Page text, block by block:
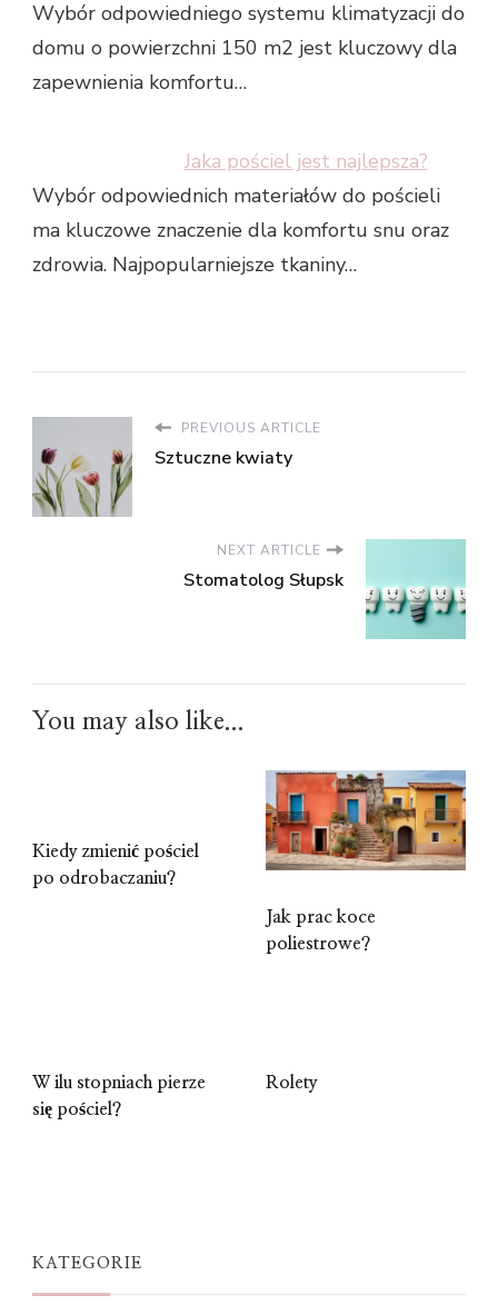
Wybór odpowiedniego systemu klimatyzacji do
domu o powierzchni 150 m2 jest kluczowy dla
zapewnienia komfortu…
Jaka pościel jest najlepsza?
Wybór odpowiednich materiałów do pościeli
ma kluczowe znaczenie dla komfortu snu oraz
zdrowia. Najpopularniejsze tkaniny…
PREVIOUS ARTICLE
Sztuczne kwiaty
NEXT ARTICLE
Stomatolog Słupsk
You may also like...
Kiedy zmienić pościel
po odrobaczaniu?
Jak prac koce
poliestrowe?
W ilu stopniach pierze
się pościel?
Rolety
KATEGORIE